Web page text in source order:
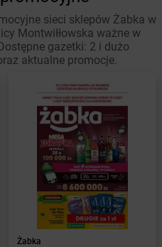
sieci sklepów Żabka w
Montwiłłowska ważne w
gazetki: 2 i dużo
aktualne promocje.
Żabka